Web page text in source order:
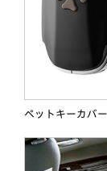
ペットキーカバー